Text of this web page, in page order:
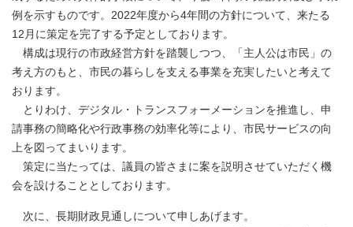
例を示すものです。2022年度から4年間の方針について、来たる
12月に策定を完了する予定としております。
構成は現行の市政経営方針を踏襲しつつ、「主人公は市民」の
考え方のもと、市民の暮らしを支える事業を充実したいと考えて
おります。
とりわけ、デジタル・トランスフォーメーションを推進し、申
請事務の簡略化や行政事務の効率化等により、市民サービスの向
上を図ってまいります。
策定に当たっては、議員の皆さまに案を説明させていただく機
会を設けることとしております。
次に、長期財政見通しについて申しあげます。